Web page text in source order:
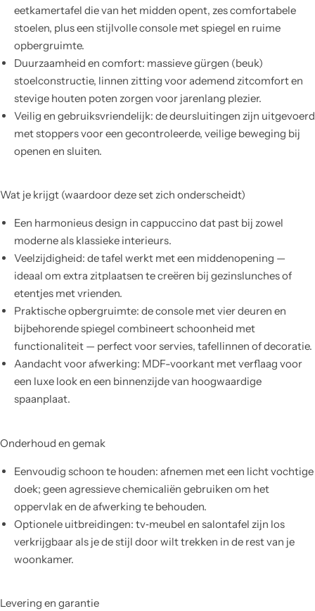
eetkamertafel die van het midden opent, zes comfortabele
stoelen, plus een stijlvolle console met spiegel en ruime
opbergruimte.
Duurzaamheid en comfort: massieve gürgen (beuk)
stoelconstructie, linnen zitting voor ademend zitcomfort en
stevige houten poten zorgen voor jarenlang plezier.
Veilig en gebruiksvriendelijk: de deursluitingen zijn uitgevoerd
met stoppers voor een gecontroleerde, veilige beweging bij
openen en sluiten.
Wat je krijgt (waardoor deze set zich onderscheidt)
Een harmonieus design in cappuccino dat past bij zowel
moderne als klassieke interieurs.
Veelzijdigheid: de tafel werkt met een middenopening —
ideaal om extra zitplaatsen te creëren bij gezinslunches of
etentjes met vrienden.
Praktische opbergruimte: de console met vier deuren en
bijbehorende spiegel combineert schoonheid met
functionaliteit — perfect voor servies, tafellinnen of decoratie.
Aandacht voor afwerking: MDF-voorkant met verflaag voor
een luxe look en een binnenzijde van hoogwaardige
spaanplaat.
Onderhoud en gemak
Eenvoudig schoon te houden: afnemen met een licht vochtige
doek; geen agressieve chemicaliën gebruiken om het
oppervlak en de afwerking te behouden.
Optionele uitbreidingen: tv‑meubel en salontafel zijn los
verkrijgbaar als je de stijl door wilt trekken in de rest van je
woonkamer.
Levering en garantie